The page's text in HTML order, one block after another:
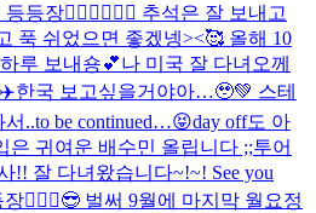
등장🧚🏻‍♀️🧚🏻‍♀️ 추석은 잘 보내고
푹 쉬었으면 좋겠넹><🥰 올해 10
루 보내숑💕나 미국 잘 다녀오께
✈️한국 보고싶을거야아…🥹💚 스테
..to be continued…😝day off도 아
은 귀여운 배수민 올립니다 ;;투어
!! 잘 다녀왔습니다~!~! See you
🧚🏻‍♀️😎 벌써 9월에 마지막 월요정